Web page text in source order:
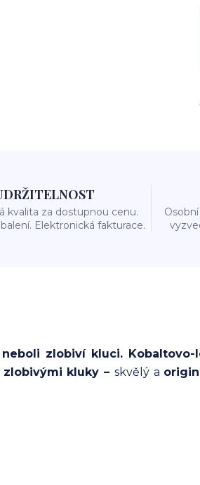
kvalita za dostupnou cenu.
Elektronická fakturace.
zlobiví kluci.
zlobivými kluky – skvělý a